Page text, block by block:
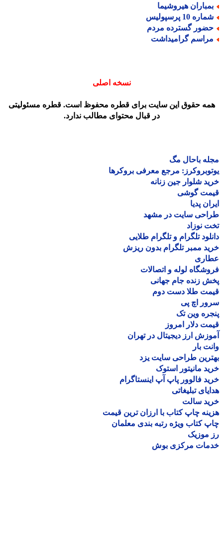
هیروشیما
10 پرسپولیس
گسترده مردم
گرامیداشت
نسخه اصلی
حقوق این سایت برای قطره محفوظ است. قطره مسئولیتی
در قبال محتوای مطالب ندارد.
باحال مگ
مرجع معرفی بروکرها
شلوار جین زنانه
گوشی
پدیا
سایت در مشهد
نوزاد
تلگرام و تلگرام طلایی
ممبر تلگرام بدون ریزش
لوله و اتصالات
زنده جام جهانی
طلا دست دوم
اچ پی
وین تک
دلار امروز
ارز دیجیتال در تهران
بار
طراحی سایت یزد
مانیتور استوک
فالوور پاپ آپ اینستاگرام
تبلیغاتی
سالت
چاپ کتاب با ارزان ترین قیمت
کتاب ویژه رتبه بندی معلمان
موزیک
مرکزی بوش